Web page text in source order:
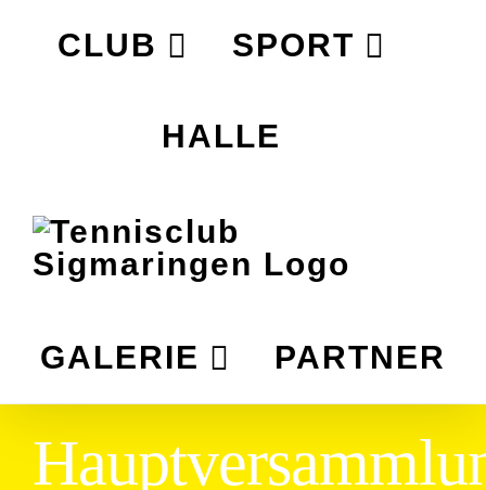
CLUB SPORT
HALLE
GALERIE PARTNER